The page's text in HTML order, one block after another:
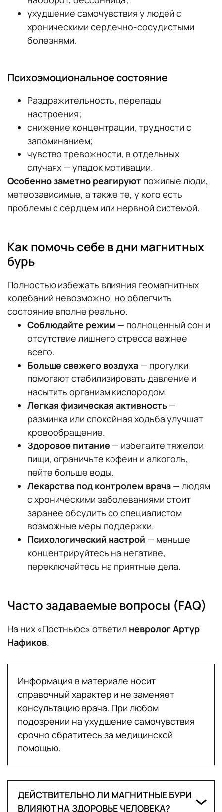
ухудшение самочувствия у людей с
хроническими сердечно-сосудистыми
болезнями.
Психоэмоциональное состояние
Раздражительность, перепады
настроения;
снижение концентрации, трудности с
запоминанием;
чувство тревожности, в отдельных
случаях — упадок мотивации.
Особенно заметно реагируют пожилые люди,
метеозависимые, а также те, у кого есть
проблемы с сердцем или нервной системой.
Как помочь себе в дни магнитных
бурь
Полностью избежать влияния геомагнитных
колебаний невозможно, но облегчить
состояние вполне реально.
Соблюдайте режим — полноценный сон и
отсутствие лишнего стресса важнее
всего.
Больше свежего воздуха — прогулки
помогают стабилизировать давление и
насытить организм кислородом.
Легкая физическая активность —
разминка или спокойная ходьба улучшат
кровообращение.
Здоровое питание — избегайте тяжелой
пищи, ограничьте кофеин и алкоголь,
пейте больше воды.
Лекарства под контролем врача — людям
с хроническими заболеваниями стоит
заранее обсудить со специалистом
возможные меры поддержки.
Психологический настрой — меньше
концентрируйтесь на негативе,
переключайтесь на приятные дела.
Часто задаваемые вопросы (FAQ)
На них «Постньюс» ответил невролог Артур
Нафиков.
Информация в материале носит
справочный характер и не заменяет
консультацию врача. При любом
подозрении на ухудшение самочувствия
срочно обратитесь за медицинской
помощью.
ДЕЙСТВИТЕЛЬНО ЛИ МАГНИТНЫЕ БУРИ
ВЛИЯЮТ НА ЗДОРОВЬЕ ЧЕЛОВЕКА?